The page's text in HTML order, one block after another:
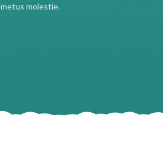
metus molestie.